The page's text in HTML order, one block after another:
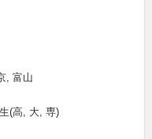
, 富山
(高, 大, 専)